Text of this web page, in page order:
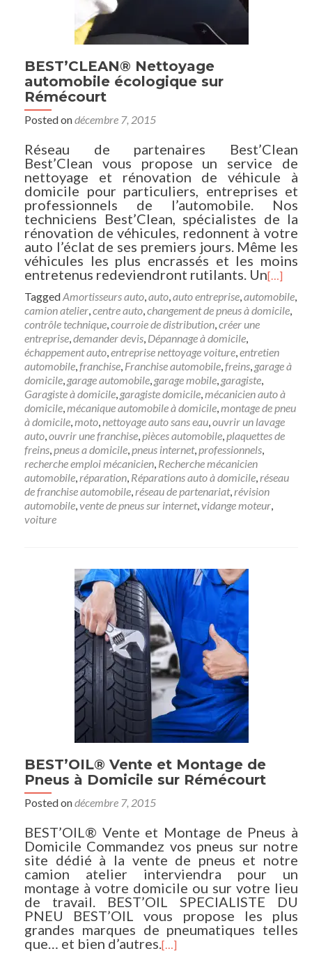
BEST’CLEAN® Nettoyage
automobile écologique sur
Rémécourt
Posted ondécembre 7, 2015
Réseau de partenaires Best’Clean
Best’Clean vous propose un service de
nettoyage et rénovation de véhicule à
domicile pour particuliers, entreprises et
professionnels de l’automobile. Nos
techniciens Best’Clean, spécialistes de la
rénovation de véhicules, redonnent à votre
auto l’éclat de ses premiers jours. Même les
véhicules les plus encrassés et les moins
entretenus redeviendront rutilants. Un[…]
TaggedAmortisseurs auto,auto,auto entreprise,automobile,
camion atelier,centre auto,changement de pneus à domicile,
contrôle technique,courroie de distribution,créer une
entreprise,demander devis, Dépannage à domicile,
échappement auto,entreprise nettoyage voiture,entretien
automobile,franchise, Franchise automobile,freins, garage à
domicile, garage automobile, garage mobile, garagiste,
Garagiste à domicile, garagiste domicile,mécanicien auto à
domicile,mécanique automobile à domicile,montage de pneu
à domicile,moto,nettoyage auto sans eau,ouvrir un lavage
auto,ouvrir une franchise,pièces automobile,plaquettes de
freins,pneus a domicile,pneus internet,professionnels,
recherche emploi mécanicien, Recherche mécanicien
automobile,réparation, Réparations auto à domicile,réseau
de franchise automobile,réseau de partenariat,révision
automobile,vente de pneus sur internet,vidange moteur,
voiture
BEST’OIL® Vente et Montage de
Pneus à Domicile sur Rémécourt
Posted ondécembre 7, 2015
BEST’OIL® Vente et Montage de Pneus à
Domicile Commandez vos pneus sur notre
site dédié à la vente de pneus et notre
camion atelier interviendra pour un
montage à votre domicile ou sur votre lieu
de travail. BEST’OIL SPECIALISTE DU
PNEU BEST’OIL vous propose les plus
grandes marques de pneumatiques telles
que… et bien d’autres.[…]